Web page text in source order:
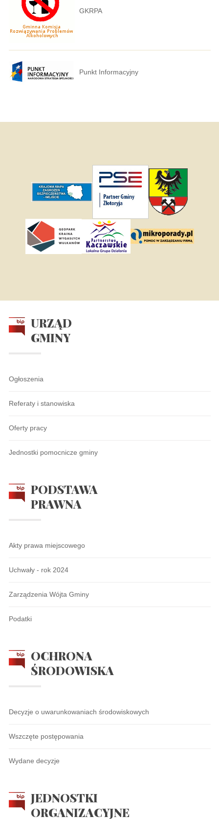
GKRPA
Punkt Informacyjny
URZĄD
GMINY
Ogłoszenia
Referaty i stanowiska
Oferty pracy
Jednostki pomocnicze gminy
PODSTAWA
PRAWNA
Akty prawa miejscowego
Uchwały - rok 2024
Zarządzenia Wójta Gminy
Podatki
OCHRONA
ŚRODOWISKA
Decyzje o uwarunkowaniach środowiskowych
Wszczęte postępowania
Wydane decyzje
JEDNOSTKI
ORGANIZACYJNE